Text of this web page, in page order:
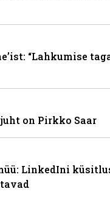
“Lahkumise
on Pirkko Saar
LinkedIni